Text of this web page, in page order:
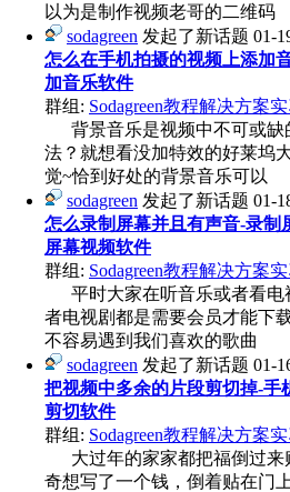
以为是制作视频老哥的二维码
sodagreen 发起了新话题 01-
怎么在手机拍摄的视频上添加
加音乐软件
群组: Sodagreen教程解决方案实
背景音乐是视频中不可或缺
法？就想看没加特效的好莱坞
觉~恰到好处的背景音乐可以
sodagreen 发起了新话题 01-
怎么录制屏幕并且有声音-录制
屏幕视频软件
群组: Sodagreen教程解决方案实
平时大家在听音乐或者看电
者电视剧都是需要会员才能下
不容易遇到我们喜欢的歌曲
sodagreen 发起了新话题 01-
把视频中多余的片段剪切掉-手
剪切软件
群组: Sodagreen教程解决方案实
大过年的家家都把福倒过来
奇想写了一个钱，倒着贴在门